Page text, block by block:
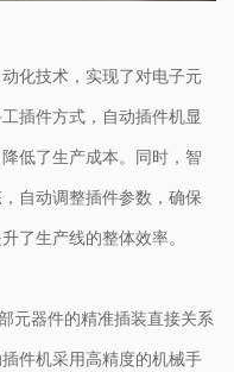
化技术，实现了对电子元
插件方式，自动插件机显
低了生产成本。同时，智
自动调整插件参数，确保
了生产线的整体效率。
元器件的精准插装直接关系
件机采用高精度的机械手